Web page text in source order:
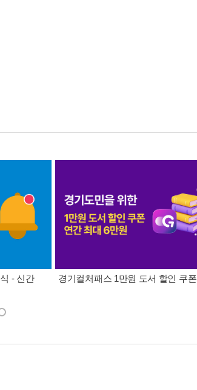
- 신간
경기컬처패스 1만원 도서 할인 쿠폰